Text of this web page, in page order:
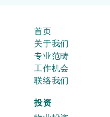
投资
首页
关于我们
专业范畴
工作机会
联络我们